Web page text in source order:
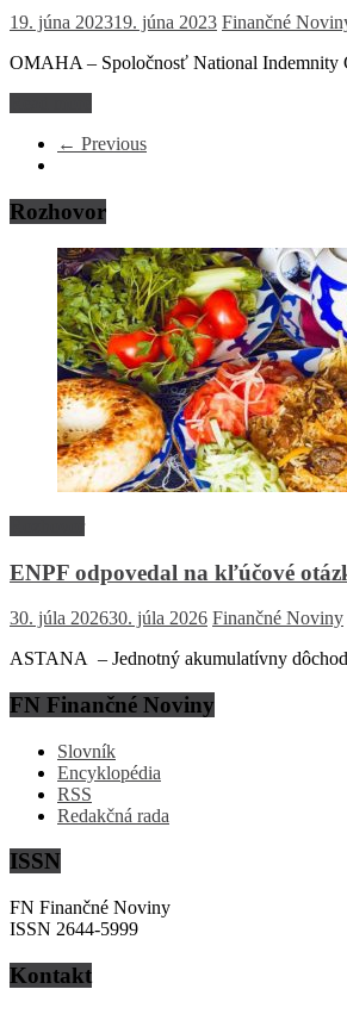
19. júna 202319. júna 2023 Finančné
OMAHA – Spoločnosť National Indemnity
← Previous
Rozhovor
ENPF odpovedal na kľúčové
30. júla 202630. júla 2026 Finančné Noviny
ASTANA – Jednotný akumulatívny
FN Finančné Noviny
Slovník
Encyklopédia
RSS
Redakčná rada
ISSN
FN Finančné Noviny
ISSN 2644-5999
Kontakt